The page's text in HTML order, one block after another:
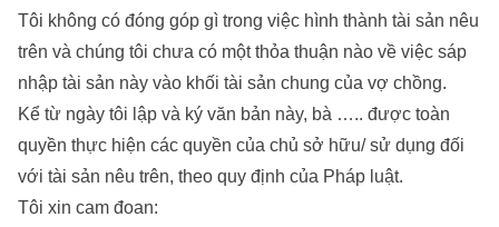
Tôi không có đóng góp gì trong việc hình thành tài sản nêu
trên và chúng tôi chưa có một thỏa thuận nào về việc sáp
nhập tài sản này vào khối tài sản chung của vợ chồng.
Kể từ ngày tôi lập và ký văn bản này, bà ….. được toàn
quyền thực hiện các quyền của chủ sở hữu/ sử dụng đối
với tài sản nêu trên, theo quy định của Pháp luật.
Tôi xin cam đoan: